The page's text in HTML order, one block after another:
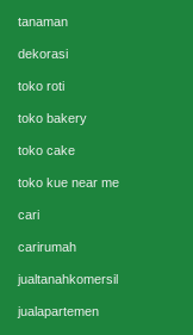
tanaman
dekorasi
toko roti
toko bakery
toko cake
toko kue near me
cari
carirumah
jualtanahkomersil
jualapartemen